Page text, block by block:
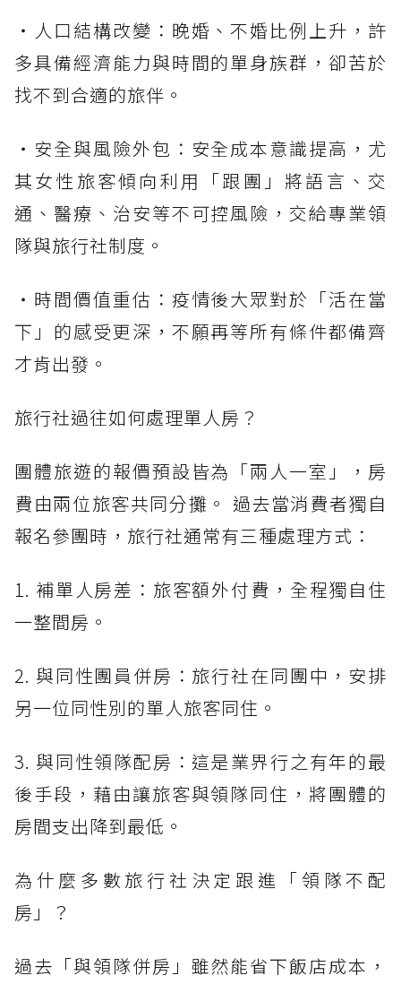
・人口結構改變：晚婚、不婚比例上升，許
多具備經濟能力與時間的單身族群，卻苦於
找不到合適的旅伴。
・安全與風險外包：安全成本意識提高，尤
其女性旅客傾向利用「跟團」將語言、交
通、醫療、治安等不可控風險，交給專業領
隊與旅行社制度。
・時間價值重估：疫情後大眾對於「活在當
下」的感受更深，不願再等所有條件都備齊
才肯出發。
旅行社過往如何處理單人房？
團體旅遊的報價預設皆為「兩人一室」，房
費由兩位旅客共同分攤。 過去當消費者獨自
報名參團時，旅行社通常有三種處理方式：
1. 補單人房差：旅客額外付費，全程獨自住
一整間房。
2. 與同性團員併房：旅行社在同團中，安排
另一位同性別的單人旅客同住。
3. 與同性領隊配房：這是業界行之有年的最
後手段，藉由讓旅客與領隊同住，將團體的
房間支出降到最低。
為什麼多數旅行社決定跟進「領隊不配
房」？
過去「與領隊併房」雖然能省下飯店成本，